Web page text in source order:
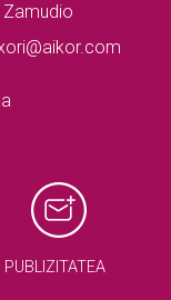
PUBLIZITATEA